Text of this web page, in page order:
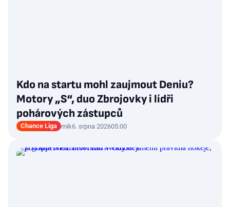
Kdo na startu mohl zaujmout Deniu?
Motory „S“, duo Zbrojovky i lídři
pohárových zástupců
Chance Liga mik6. srpna 202605:00